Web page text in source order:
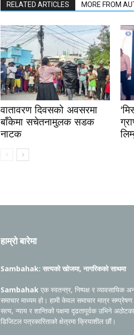
RELATED ARTICLES MORE FROM
वातावरण दिवसको अवसरमा
बाँकेमा सचेतनामुलक सडक
नाटक
हाम्रो बारेमा
Sambahak: सत्यको खोजमा, नागरिकको साथमा
Sambahak एक स्वतन्त्र, निष्पक्ष र व्यावसायिक
समाचार माध्यम हो। हामी केवल समाचार मात्र सम्प्रेषण
सत्य, न्याय र शान्तिको पक्षमा दृढतापूर्वक उभिने
डिजिटल पत्रकारिताको क्षेत्रमा क्रियाशील छौं।